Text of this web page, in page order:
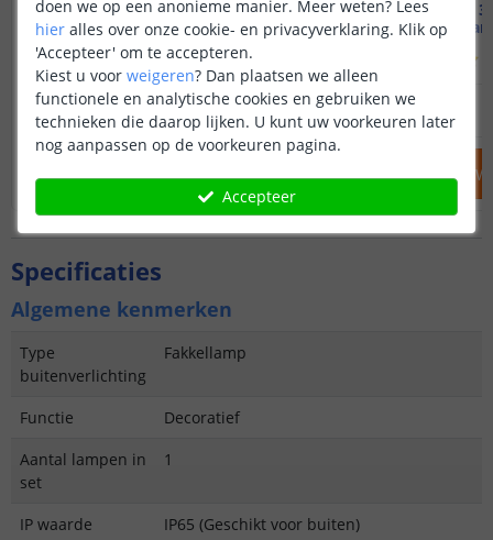
Voordeelset 2 stuks | Fakkel
Warm wit
( 393 reviews)
39,90 32,50
IN WINKELWAGEN
Voordeelset
IN
Specificaties
Algemene kenmerken
Type
buitenverlichting
Fakkellamp
Functie
Decoratief
Aantal lampen in
set
1
IP waarde
IP65 (Geschikt voor buiten)
doen we op een anonieme manier. Meer weten? Lees
hier alles over onze cookie- en privacyverklaring. Klik op
'Accepteer' om te accepteren.
Kiest u voor weigeren? Dan plaatsen we alleen
functionele en analytische cookies en gebruiken we
technieken die daarop lijken. U kunt uw voorkeuren later
nog aanpassen op de voorkeuren pagina.
Accepteer